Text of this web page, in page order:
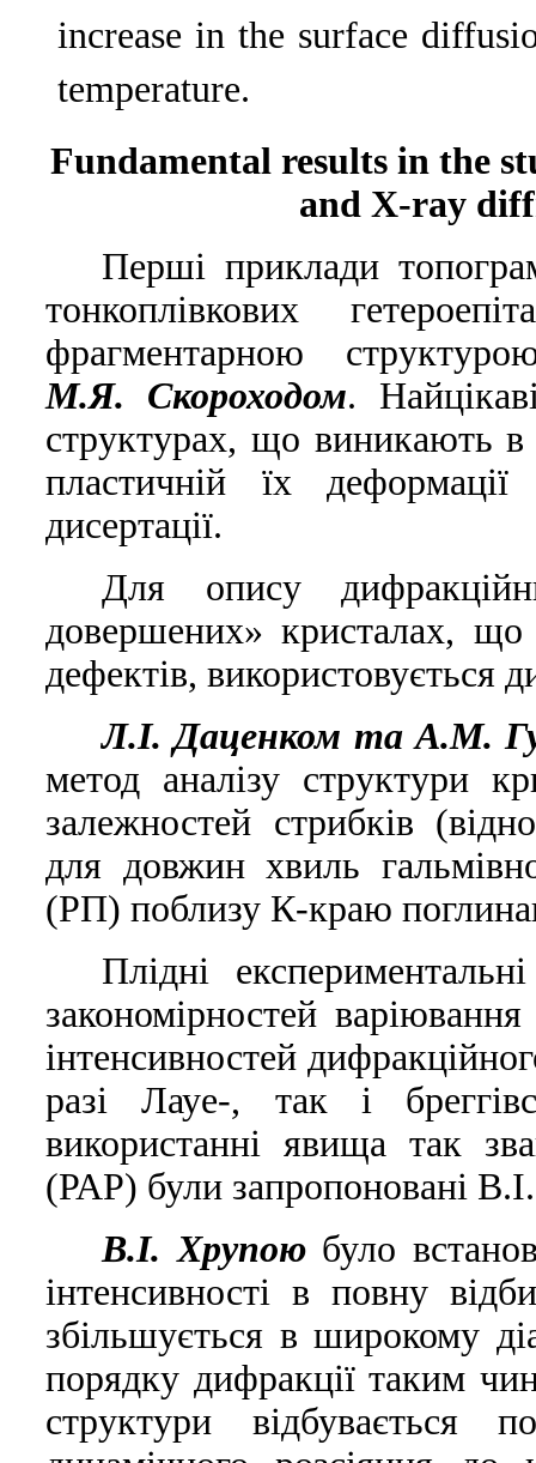
increase in the surface
temperature.
Fundamental results in the
and X-ray
Першi приклади
тонкоплiвкових
фрагментарною
М.Я. Скороходом.
структурах, що виникають
пластичнiй їх
дисертацiї.
Для опису
довершених» кристалах, що
дефектiв, використовується
Л.I. Даценком та А.М.
метод аналiзу структури
залежностей стрибкiв
для довжин хвиль
(РП) поблизу К-краю
Плiднi
закономiрностей
iнтенсивностей
разi Лауе-, так i
використаннi явища так
(РАР) були запропонованi
В.I. Хрупоюбуло
iнтенсивностi в повну
збiльшується в широкому
порядку дифракцiї таким
структури вiдбувається